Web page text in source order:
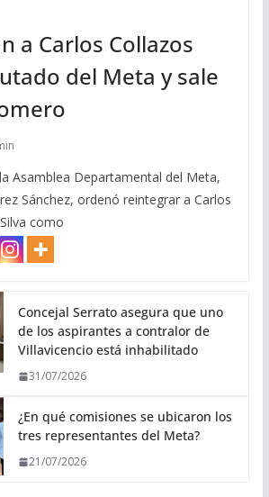
a Carlos Collazos
del Meta y sale
Asamblea Departamental del Meta,
Sánchez, ordenó reintegrar a Carlos
como
Concejal Serrato asegura que uno
de los aspirantes a contralor de
Villavicencio está inhabilitado
31/07/2026
¿En qué comisiones se ubicaron los
tres representantes del Meta?
21/07/2026